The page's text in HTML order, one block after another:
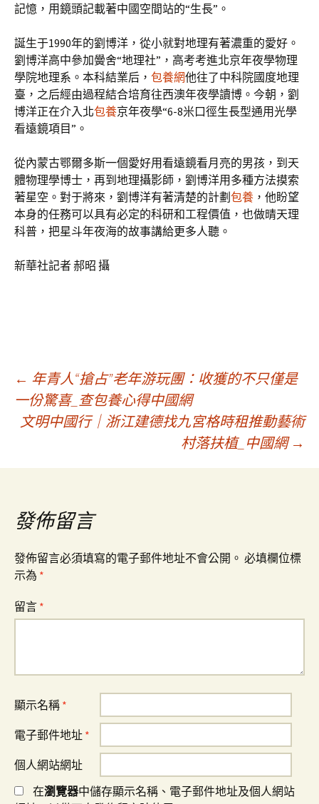
記憶，用鏡頭記載著中國空間站的“生長”。
誕生于1990年的劉博洋，從小就對地理有著濃重的愛好。
劉博洋高中參加黌舍“地理社”，高考考進北京年夜學物理
學院地理系。本科結業后， 包養網他往了中科院國度地理
臺，之后經由過程結合培育往西澳年夜學讀博。今朝，劉
博洋正在介入北包養京年夜學“6-8米口徑生長型通用光學
看遠鏡項目”。
從內蒙古鄂爾多斯一個愛好用看遠鏡看月亮的男孩，到天
體物理學博士，再到地理攝影師，劉博洋用多種方法摸索
著星空。對于將來，劉博洋有著清楚的計劃 包養 ，他盼望
本身的任務可以具有必定的科研和工程價值，也做晴天理
科普，把星斗年夜海的故事講給更多人聽。
新華社記者 郝昭 攝
文
章
導
覽
← 年青人“搶占”老年游玩團：收獲的不只僅是
一份驚喜_查包養心得中國網
文明中國行｜浙江建德找九宮格時租推動藝術
村落扶植_中國網 →
發佈留言
發佈留言必須填寫的電子郵件地址不會公開。 必填欄位標
示為 *
留言 *
顯示名稱 *
電子郵件地址 *
個人網站網址
在瀏覽器中儲存顯示名稱、電子郵件地址及個人網站